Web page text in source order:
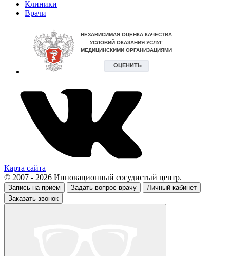
Клиники
Врачи
Карта сайта
© 2007 - 2026 Инновационный сосудистый центр.
Запись на прием Задать вопрос врачу
Личный кабинет
Заказать звонок